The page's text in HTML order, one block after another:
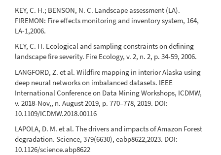
KEY, C. H.; BENSON, N. C. Landscape assessment (LA).
FIREMON: Fire effects monitoring and inventory system, 164,
LA-1,2006.
KEY, C. H. Ecological and sampling constraints on defining
landscape fire severity. Fire Ecology, v. 2, n. 2, p. 34-59, 2006.
LANGFORD, Z. et al. Wildfire mapping in interior Alaska using
deep neural networks on imbalanced datasets. IEEE
International Conference on Data Mining Workshops, ICDMW,
v. 2018-Nov,, n. August 2019, p. 770–778, 2019. DOI:
10.1109/ICDMW.2018.00116
LAPOLA, D. M. et al. The drivers and impacts of Amazon Forest
degradation. Science, 379(6630), eabp8622,2023. DOI:
10.1126/science.abp8622